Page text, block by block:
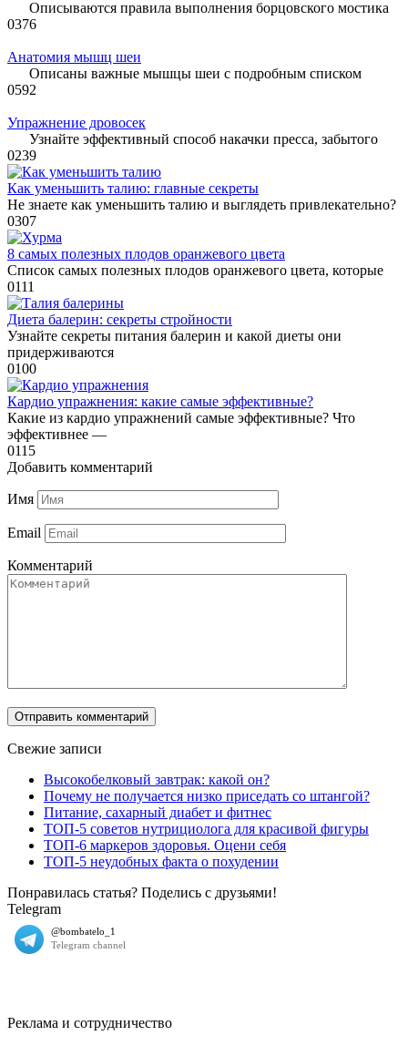
Описываются правила выполнения борцовского мостика
0376
Анатомия мышц шеи
Описаны важные мышцы шеи с подробным списком
0592
Упражнение дровосек
Узнайте эффективный способ накачки пресса, забытого
0239
Как уменьшить талию: главные секреты
Не знаете как уменьшить талию и выглядеть привлекательно?
0307
8 самых полезных плодов оранжевого цвета
Список самых полезных плодов оранжевого цвета, которые
0111
Диета балерин: секреты стройности
Узнайте секреты питания балерин и какой диеты они
придерживаются
0100
Кардио упражнения: какие самые эффективные?
Какие из кардио упражнений самые эффективные? Что
эффективнее —
0115
Добавить комментарий
Имя
Email
Комментарий
Свежие записи
Высокобелковый завтрак: какой он?
Почему не получается низко приседать со штангой?
Питание, сахарный диабет и фитнес
ТОП-5 советов нутрициолога для красивой фигуры
ТОП-6 маркеров здоровья. Оцени себя
ТОП-5 неудобных факта о похудении
Понравилась статья? Поделись с друзьями!
Telegram
Реклама и сотрудничество